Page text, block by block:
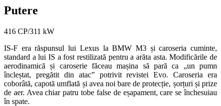
Putere
416 CP/311 kW
IS-F era răspunsul lui Lexus la BMW M3 și caroseria cuminte,
standard a lui IS a fost restilizată pentru a arăta asta. Modificările de
aerodinamică și caroserie făceau mașina să pară ca „un pumn
încleștat, pregătit din atac” potrivit revistei Evo. Caroseria era
coborâtă, capotă umflată și avea noi bare de protecție, șorțuri și prize
de aer. Avea chiar patru tobe false de eșapament, care se închesuiau
în spate.